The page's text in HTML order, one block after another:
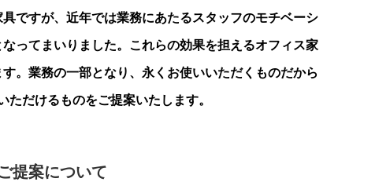
ですが、近年では業務にあたるスタッフのモチベーシ
ってまいりました。これらの効果を担えるオフィス家
。業務の一部となり、永くお使いいただくものだから
だけるものをご提案いたします。
提案について